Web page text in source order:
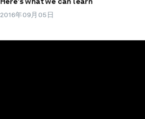
2016年09月05日